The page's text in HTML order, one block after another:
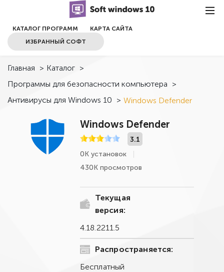
КАТАЛОГ ПРОГРАММ
КАРТА САЙТА
ИЗБРАННЫЙ СОФТ
Главная > Каталог >
Программы для безопасности компьютера >
Антивирусы для Windows 10 > Windows Defender
Windows Defender
3.1
0К установок
430К просмотров
Текущая
версия:
4.18.2211.5
Распространяется:
Бесплатный